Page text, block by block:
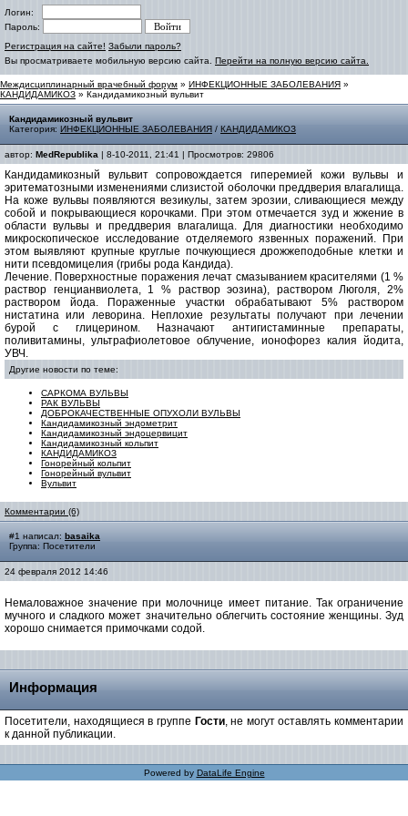
Логин:
Пароль:
Регистрация на сайте! Забыли пароль?
Вы просматриваете мобильную версию сайта. Перейти на полную версию сайта.
Междисциплинарный врачебный форум » ИНФЕКЦИОННЫЕ ЗАБОЛЕВАНИЯ »
КАНДИДАМИКОЗ » Кандидамикозный вульвит
Кандидамикозный вульвит
Категория: ИНФЕКЦИОННЫЕ ЗАБОЛЕВАНИЯ / КАНДИДАМИКОЗ
автор: MedRepublika | 8-10-2011, 21:41 | Просмотров: 29806
Кандидамикозный вульвит сопровождается гиперемией кожи вульвы и
эритематозными изменениями слизистой оболочки преддверия влагалища.
На коже вульвы появляются везикулы, затем эрозии, сливающиеся между
собой и покрывающиеся корочками. При этом отмечается зуд и жжение в
области вульвы и преддверия влагалища. Для диагностики необходимо
микроскопическое исследование отделяемого язвенных поражений. При
этом выявляют крупные круглые почкующиеся дрожжеподобные клетки и
нити псевдомицелия (грибы рода Кандида).
Лечение. Поверхностные поражения лечат смазыванием красителями (1 %
раствор генцианвиолета, 1 % раствор эозина), раствором Люголя, 2%
раствором йода. Пораженные участки обрабатывают 5% раствором
нистатина или леворина. Неплохие результаты получают при лечении
бурой с глицерином. Назначают антигистаминные препараты,
поливитамины, ультрафиолетовое облучение, ионофорез калия йодита,
УВЧ.
Другие новости по теме:
САРКОМА ВУЛЬВЫ
РАК ВУЛЬВЫ
ДОБРОКАЧЕСТВЕННЫЕ ОПУХОЛИ ВУЛЬВЫ
Кандидамикозный эндометрит
Кандидамикозный эндоцервицит
Кандидамикозный кольпит
КАНДИДАМИКОЗ
Гонорейный кольпит
Гонорейный вульвит
Вульвит
Комментарии (6)
#1 написал: basaika
Группа: Посетители
24 февраля 2012 14:46
Немаловажное значение при молочнице имеет питание. Так ограничение
мучного и сладкого может значительно облегчить состояние женщины. Зуд
хорошо снимается примочками содой.
Информация
Посетители, находящиеся в группе Гости, не могут оставлять комментарии
к данной публикации.
Powered by DataLife Engine